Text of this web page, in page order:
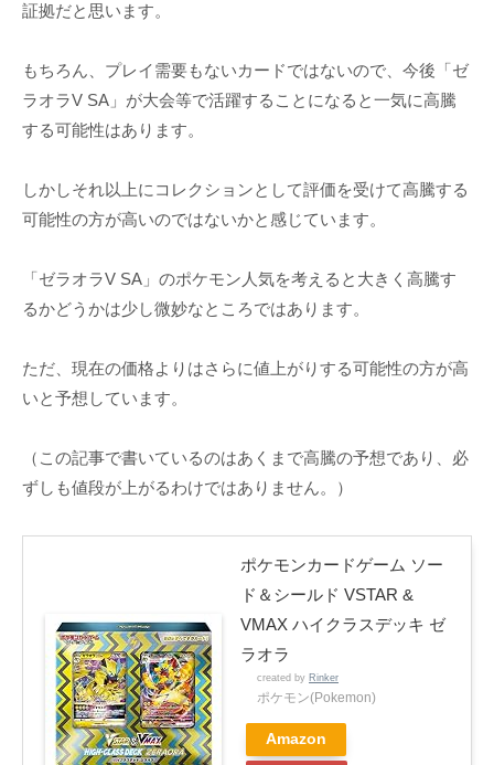
証拠だと思います。
もちろん、プレイ需要もないカードではないので、今後「ゼ
ラオラV SA」が大会等で活躍することになると一気に高騰
する可能性はあります。
しかしそれ以上にコレクションとして評価を受けて高騰する
可能性の方が高いのではないかと感じています。
「ゼラオラV SA」のポケモン人気を考えると大きく高騰す
るかどうかは少し微妙なところではあります。
ただ、現在の価格よりはさらに値上がりする可能性の方が高
いと予想しています。
（この記事で書いているのはあくまで高騰の予想であり、必
ずしも値段が上がるわけではありません。）
ポケモンカードゲーム ソー
ド＆シールド VSTAR &
VMAX ハイクラスデッキ ゼ
ラオラ
created by Rinker
ポケモン(Pokemon)
Amazon